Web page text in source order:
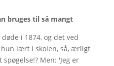
bruges til så mangt
i 1874, og det ved
lært i skolen, så, ærligt
Men: 'Jeg er